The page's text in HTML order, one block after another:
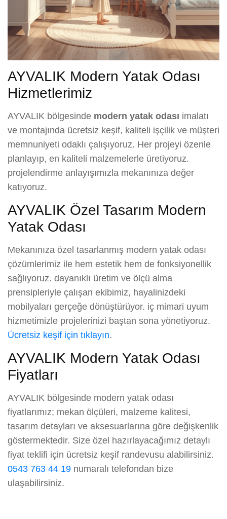
AYVALIK Modern Yatak Odası
Hizmetlerimiz
AYVALIK bölgesinde modern yatak odası imalatı
ve montajında ücretsiz keşif, kaliteli işçilik ve müşteri
memnuniyeti odaklı çalışıyoruz. Her projeyi özenle
planlayıp, en kaliteli malzemelerle üretiyoruz.
projelendirme anlayışımızla mekanınıza değer
katıyoruz.
AYVALIK Özel Tasarım Modern
Yatak Odası
Mekanınıza özel tasarlanmış modern yatak odası
çözümlerimiz ile hem estetik hem de fonksiyonellik
sağlıyoruz. dayanıklı üretim ve ölçü alma
prensipleriyle çalışan ekibimiz, hayalinizdeki
mobilyaları gerçeğe dönüştürüyor. iç mimari uyum
hizmetimizle projelerinizi baştan sona yönetiyoruz.
Ücretsiz keşif için tıklayın.
AYVALIK Modern Yatak Odası
Fiyatları
AYVALIK bölgesinde modern yatak odası
fiyatlarımız; mekan ölçüleri, malzeme kalitesi,
tasarım detayları ve aksesuarlarına göre değişkenlik
göstermektedir. Size özel hazırlayacağımız detaylı
fiyat teklifi için ücretsiz keşif randevusu alabilirsiniz.
0543 763 44 19 numaralı telefondan bize
ulaşabilirsiniz.